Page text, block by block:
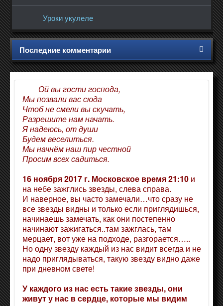
Уроки укулеле
Ой вы гости господа,
Мы позвали вас сюда
Чтоб не смели вы скучать,
Разрешите нам начать.
Я надеюсь, от души
Будем веселиться.
Мы начнём наш пир честной
Просим всех садиться.
16 ноября 2017 г. Московское время 21:10 и
на небе зажглись звезды, слева справа.
И наверное, вы часто замечали…что сразу не
все звезды видны и только если приглядишься,
начинаешь замечать, как они постепенно
начинают зажигаться..там зажглась, там
мерцает, вот уже на подходе, разгорается…..
Но одну звезду каждый из нас видит всегда и не
надо приглядываться, такую звезду видно даже
при дневном свете!
У каждого из нас есть такие звезды, они
живут у нас в сердце, которые мы видим
Последние комментарии